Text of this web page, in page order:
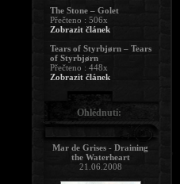
The Stone – Golet
Přečteno : 506x
Zobrazit článek
Tears of Styrbjørn – Tears
of Styrbjørn
Přečteno : 448x
Zobrazit článek
Ohlédnutí:
Mar de Grises - Draining
the Waterheart
21.06.2008